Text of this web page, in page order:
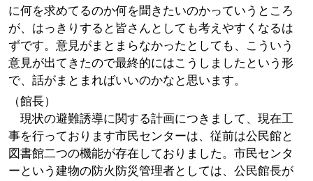
に何を求めてるのか何を聞きたいのかっていうところ
が、はっきりすると皆さんとしても考えやすくなるは
ずです。意見がまとまらなかったとしても、こういう
意見が出てきたので最終的にはこうしましたという形
で、話がまとまればいいのかなと思います。
（館長）
現状の避難誘導に関する計画につきまして、現在工
事を行っております市民センターは、従前は公民館と
図書館二つの機能が存在しておりました。市民センタ
ーという建物の防火防災管理者としては、公民館長が